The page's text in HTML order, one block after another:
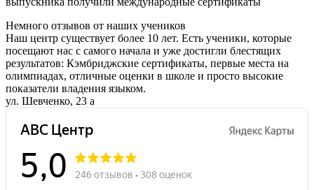
Немного отзывов от наших учеников
Наш центр существует более 10 лет. Есть ученики, которые
посещают нас с самого начала и уже достигли блестящих
результатов: Кэмбриджские сертификаты, первые места на
олимпиадах, отличные оценки в школе и просто высокие
показатели владения языком.
ул. Шевченко, 23 а